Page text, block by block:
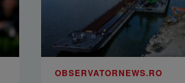
OBSERVATORNEWS.RO